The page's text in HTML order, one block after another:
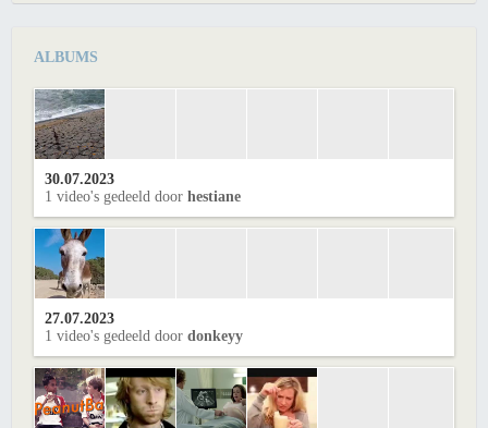
ALBUMS
30.07.2023
1 video's gedeeld door hestiane
27.07.2023
1 video's gedeeld door donkeyy